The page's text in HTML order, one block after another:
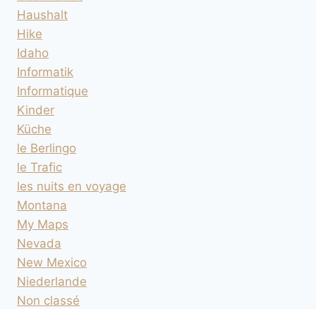
Haushalt
Hike
Idaho
Informatik
Informatique
Kinder
Küche
le Berlingo
le Trafic
les nuits en voyage
Montana
My Maps
Nevada
New Mexico
Niederlande
Non classé